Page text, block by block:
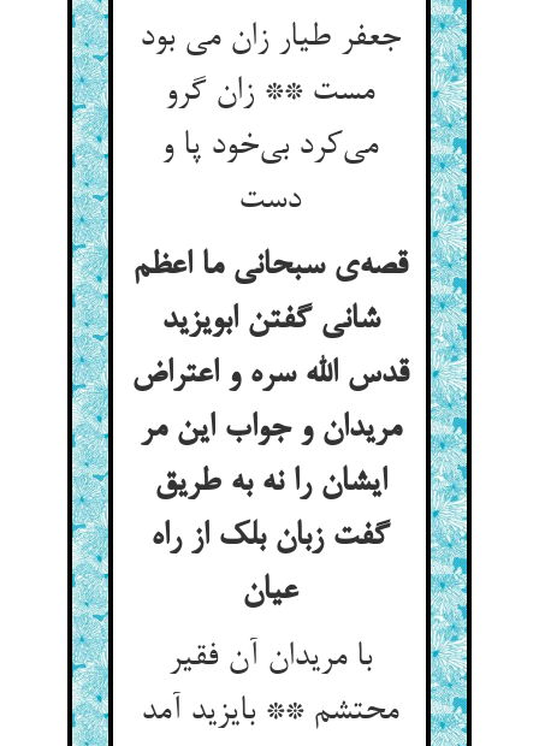
جعفر طیار زان می بود
مست ** زان گرو
می‌کرد بی‌خود پا و
دست
قصه‌ی سبحانی ما اعظم
شانی گفتن ابویزید
قدس الله سره و اعتراض
مریدان و جواب این مر
ایشان را نه به طریق
گفت زبان بلک از راه
عیان
با مریدان آن فقیر
محتشم ** بایزید آمد